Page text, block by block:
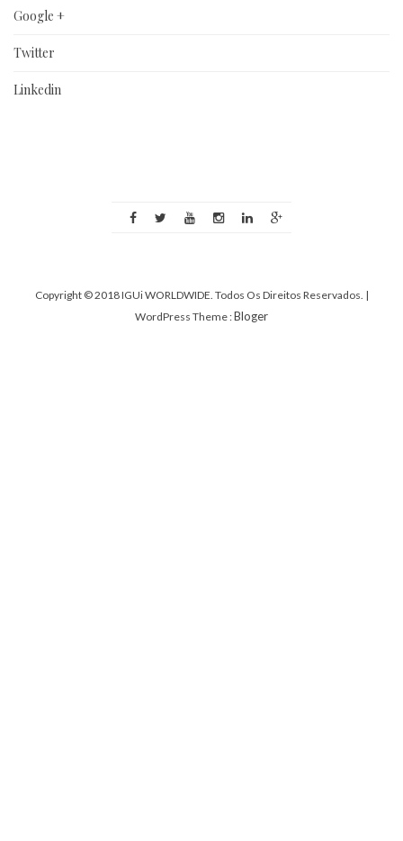
Google +
Twitter
Linkedin
Copyright © 2018 IGUi WORLDWIDE. Todos Os Direitos Reservados. |
WordPress Theme :Bloger